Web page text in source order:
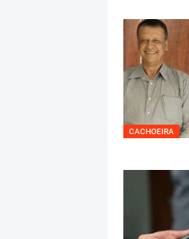
CACHOEIRA